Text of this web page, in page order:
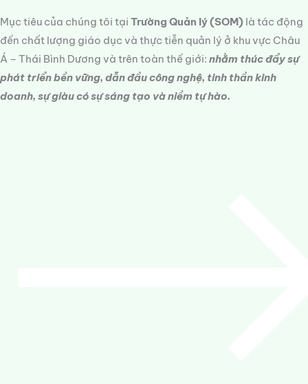
Mục tiêu của chúng tôi tại Trường Quản lý (SOM) là tác động
đến chất lượng giáo dục và thực tiễn quản lý ở khu vực Châu
Á – Thái Bình Dương và trên toàn thế giới: nhằm thúc đẩy sự
phát triển bền vững, dẫn đầu công nghệ, tinh thần kinh
doanh, sự giàu có sự sáng tạo và niềm tự hào.